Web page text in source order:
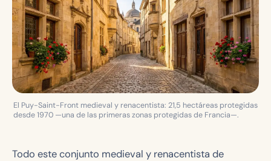
El Puy-Saint-Front medieval y renacentista: 21,5 hectáreas protegidas
desde 1970 —una de las primeras zonas protegidas de Francia—.
Todo este conjunto medieval y renacentista de